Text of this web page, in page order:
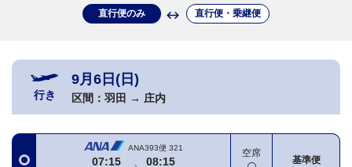
直行便のみ 直行便・乗継便
行き
9月6日(日)
区間： 羽田 → 庄内
ANA393便 321
07:15 08:15
空席
基準便